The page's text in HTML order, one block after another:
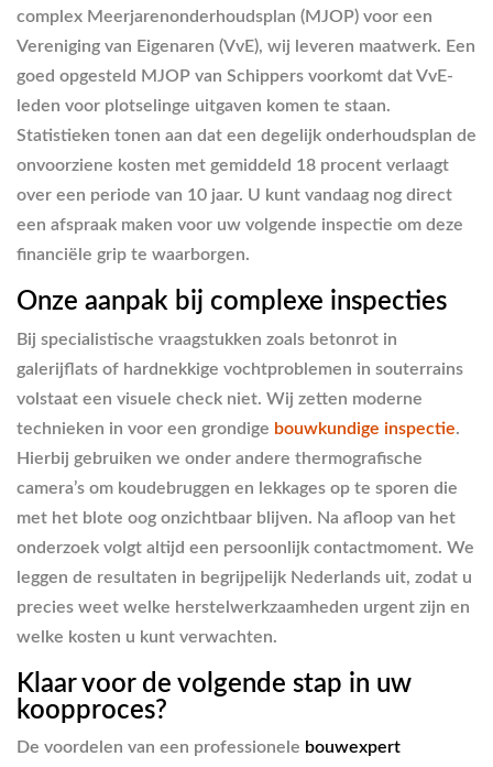
complex Meerjarenonderhoudsplan (MJOP) voor een
Vereniging van Eigenaren (VvE), wij leveren maatwerk. Een
goed opgesteld MJOP van Schippers voorkomt dat VvE-
leden voor plotselinge uitgaven komen te staan.
Statistieken tonen aan dat een degelijk onderhoudsplan de
onvoorziene kosten met gemiddeld 18 procent verlaagt
over een periode van 10 jaar. U kunt vandaag nog direct
een afspraak maken voor uw volgende inspectie om deze
financiële grip te waarborgen.
Onze aanpak bij complexe inspecties
Bij specialistische vraagstukken zoals betonrot in
galerijflats of hardnekkige vochtproblemen in souterrains
volstaat een visuele check niet. Wij zetten moderne
technieken in voor een grondige bouwkundige inspectie.
Hierbij gebruiken we onder andere thermografische
camera’s om koudebruggen en lekkages op te sporen die
met het blote oog onzichtbaar blijven. Na afloop van het
onderzoek volgt altijd een persoonlijk contactmoment. We
leggen de resultaten in begrijpelijk Nederlands uit, zodat u
precies weet welke herstelwerkzaamheden urgent zijn en
welke kosten u kunt verwachten.
Klaar voor de volgende stap in uw
koopproces?
De voordelen van een professionele bouwexpert